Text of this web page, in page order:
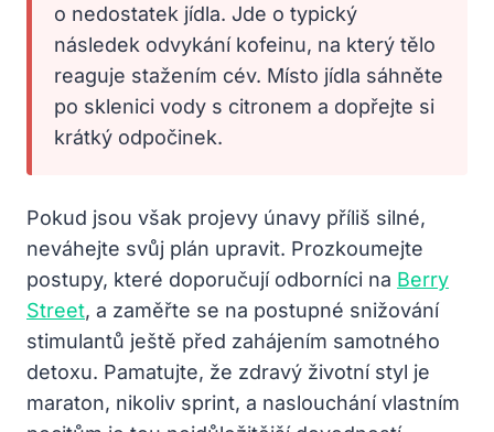
o nedostatek jídla. Jde o typický
následek odvykání kofeinu, na který tělo
reaguje stažením cév. Místo jídla sáhněte
po sklenici vody s citronem a dopřejte si
krátký odpočinek.
Pokud jsou však projevy únavy příliš silné,
neváhejte svůj plán upravit. Prozkoumejte
postupy, které doporučují odborníci na Berry
Street, a zaměřte se na postupné snižování
stimulantů ještě před zahájením samotného
detoxu. Pamatujte, že zdravý životní styl je
maraton, nikoliv sprint, a naslouchání vlastním